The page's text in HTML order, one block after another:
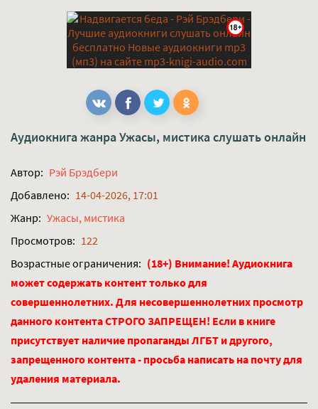
Аудиокнига жанра Ужасы, мистика слушать онлайн
Автор: Рэй Брэдбери
Добавлено: 14-04-2026, 17:01
Жанр: Ужасы, мистика
Просмотров: 122
Возрастные ограничения: (18+) Внимание! Аудиокнига
может содержать контент только для
совершеннолетних. Для несовершеннолетних просмотр
данного контента СТРОГО ЗАПРЕЩЕН! Если в книге
присутствует наличие пропаганды ЛГБТ и другого,
запрещенного контента - просьба написать на почту для
удаления материала.